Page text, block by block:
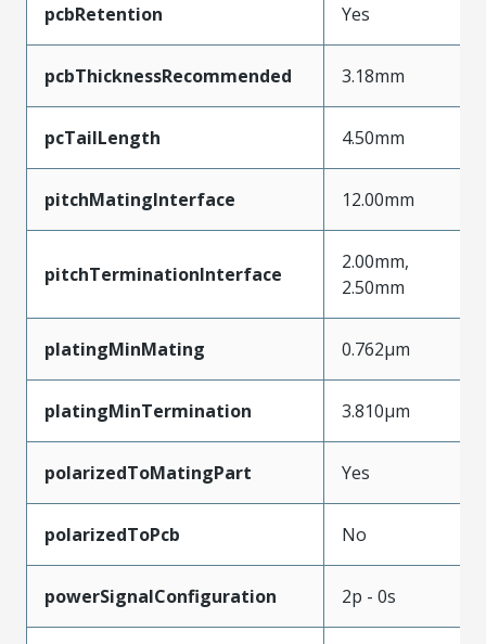
pcbRetention Yes
pcbThicknessRecommended 3.18mm
pcTailLength 4.50mm
pitchMatingInterface 12.00mm
pitchTerminationInterface
2.00mm,
2.50mm
platingMinMating 0.762µm
platingMinTermination 3.810µm
polarizedToMatingPart Yes
polarizedToPcb No
powerSignalConfiguration 2p - 0s